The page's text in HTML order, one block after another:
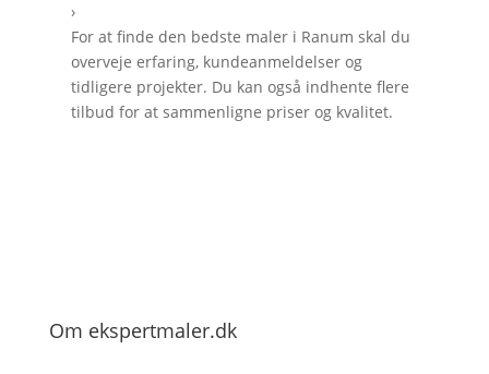
›
For at finde den bedste maler i Ranum skal du
overveje erfaring, kundeanmeldelser og
tidligere projekter. Du kan også indhente flere
tilbud for at sammenligne priser og kvalitet.
Om ekspertmaler.dk